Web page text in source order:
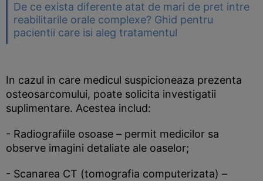
De ce exista diferente atat de mari de pret intre
reabilitarile orale complexe? Ghid pentru
pacientii care isi aleg tratamentul
In cazul in care medicul suspicioneaza prezenta
osteosarcomului, poate solicita investigatii
suplimentare. Acestea includ:
- Radiografiile osoase – permit medicilor sa
observe imagini detaliate ale oaselor;
- Scanarea CT (tomografia computerizata) –